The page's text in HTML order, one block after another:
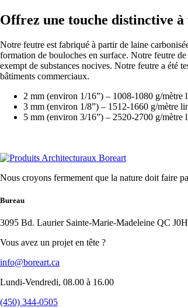
Offrez une touche distinctive à
Notre feutre est fabriqué à partir de laine
formation de bouloches en surface. Notre feutre
exempt de substances nocives. Notre feutre a été
bâtiments commerciaux.
2 mm (environ 1/16”) – 1008-1080 g/mètre
3 mm (environ 1/8”) – 1512-1660 g/mètre
5 mm (environ 3/16”) – 2520-2700 g/mètre
Nous croyons fermement que la nature doit faire
Bureau
3095 Bd. Laurier Sainte-Marie-Madeleine QC
Vous avez un projet en tête ?
info@boreart.ca
Lundi-Vendredi, 08.00 à 16.00
(450) 344-0505